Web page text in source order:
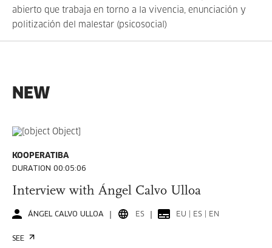
abierto que trabaja en torno a la vivencia, enunciación y
politización del malestar (psicosocial)
NEW
KOOPERATIBA
DURATION 00:05:06
Interview with Ángel Calvo Ulloa
ÁNGEL CALVO ULLOA ES EU | ES | EN
SEE